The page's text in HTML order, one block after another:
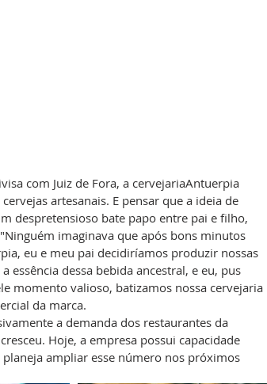
com Juiz de Fora, a cervejariaAntuerpia
artesanais. E pensar que a ideia de
despretensioso bate papo entre pai e filho,
imaginava que após bons minutos
eu e meu pai decidiríamos produzir nossas
essência dessa bebida ancestral, e eu, pus
momento valioso, batizamos nossa cervejaria
da marca.
a demanda dos restaurantes da
Hoje, a empresa possui capacidade
ampliar esse número nos próximos